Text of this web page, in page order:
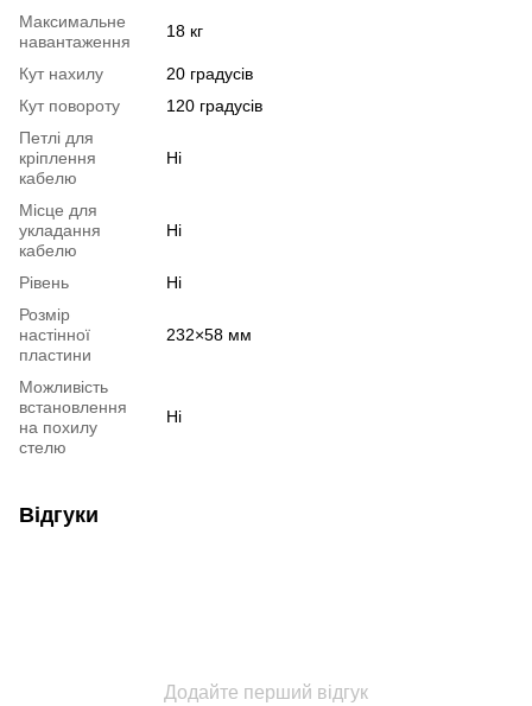
Максимальне
навантаження
18 кг
Кут нахилу
20 градусів
Кут повороту
120 градусів
Петлі для
кріплення
кабелю
Ні
Місце для
укладання
кабелю
Ні
Рівень
Ні
Розмір
настінної
пластини
232×58 мм
Можливість
встановлення
на похилу
стелю
Ні
Відгуки
Додайте перший відгук